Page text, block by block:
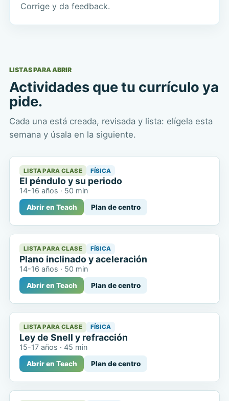
Corrige y da feedback.
LISTAS PARA ABRIR
Actividades que tu currículo ya
pide.
Cada una está creada, revisada y lista: elígela esta
semana y úsala en la siguiente.
LISTA PARA CLASE FÍSICA
El péndulo y su periodo
14-16 años · 50 min
Abrir en Teach Plan de centro
LISTA PARA CLASE FÍSICA
Plano inclinado y aceleración
14-16 años · 50 min
Abrir en Teach Plan de centro
LISTA PARA CLASE FÍSICA
Ley de Snell y refracción
15-17 años ·45 min
Abrir en Teach Plan de centro